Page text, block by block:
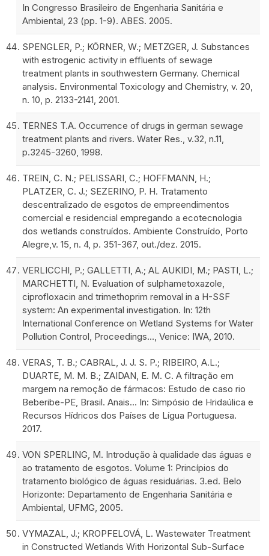
In Congresso Brasileiro de Engenharia Sanitária e
Ambiental, 23 (pp. 1-9). ABES. 2005.
SPENGLER, P.; KÖRNER, W.; METZGER, J. Substances
with estrogenic activity in effluents of sewage
treatment plants in southwestern Germany. Chemical
analysis. Environmental Toxicology and Chemistry, v. 20,
n. 10, p. 2133-2141, 2001.
TERNES T.A. Occurrence of drugs in german sewage
treatment plants and rivers. Water Res., v.32, n.11,
p.3245-3260, 1998.
TREIN, C. N.; PELISSARI, C.; HOFFMANN, H.;
PLATZER, C. J.; SEZERINO, P. H. Tratamento
descentralizado de esgotos de empreendimentos
comercial e residencial empregando a ecotecnologia
dos wetlands construídos. Ambiente Construído, Porto
Alegre,v. 15, n. 4, p. 351-367, out./dez. 2015.
VERLICCHI, P.; GALLETTI, A.; AL AUKIDI, M.; PASTI, L.;
MARCHETTI, N. Evaluation of sulphametoxazole,
ciprofloxacin and trimethoprim removal in a H-SSF
system: An experimental investigation. In: 12th
International Conference on Wetland Systems for Water
Pollution Control, Proceedings…, Venice: IWA, 2010.
VERAS, T. B.; CABRAL, J. J. S. P.; RIBEIRO, A.L.;
DUARTE, M. M. B.; ZAIDAN, E. M. C. A filtração em
margem na remoção de fármacos: Estudo de caso rio
Beberibe-PE, Brasil. Anais... In: Simpósio de Hridaúlica e
Recursos Hídricos dos Países de Lígua Portuguesa.
2017.
VON SPERLING, M. Introdução à qualidade das águas e
ao tratamento de esgotos. Volume 1: Princípios do
tratamento biológico de águas residuárias. 3.ed. Belo
Horizonte: Departamento de Engenharia Sanitária e
Ambiental, UFMG, 2005.
VYMAZAL, J.; KROPFELOVÁ, L. Wastewater Treatment
in Constructed Wetlands With Horizontal Sub-Surface